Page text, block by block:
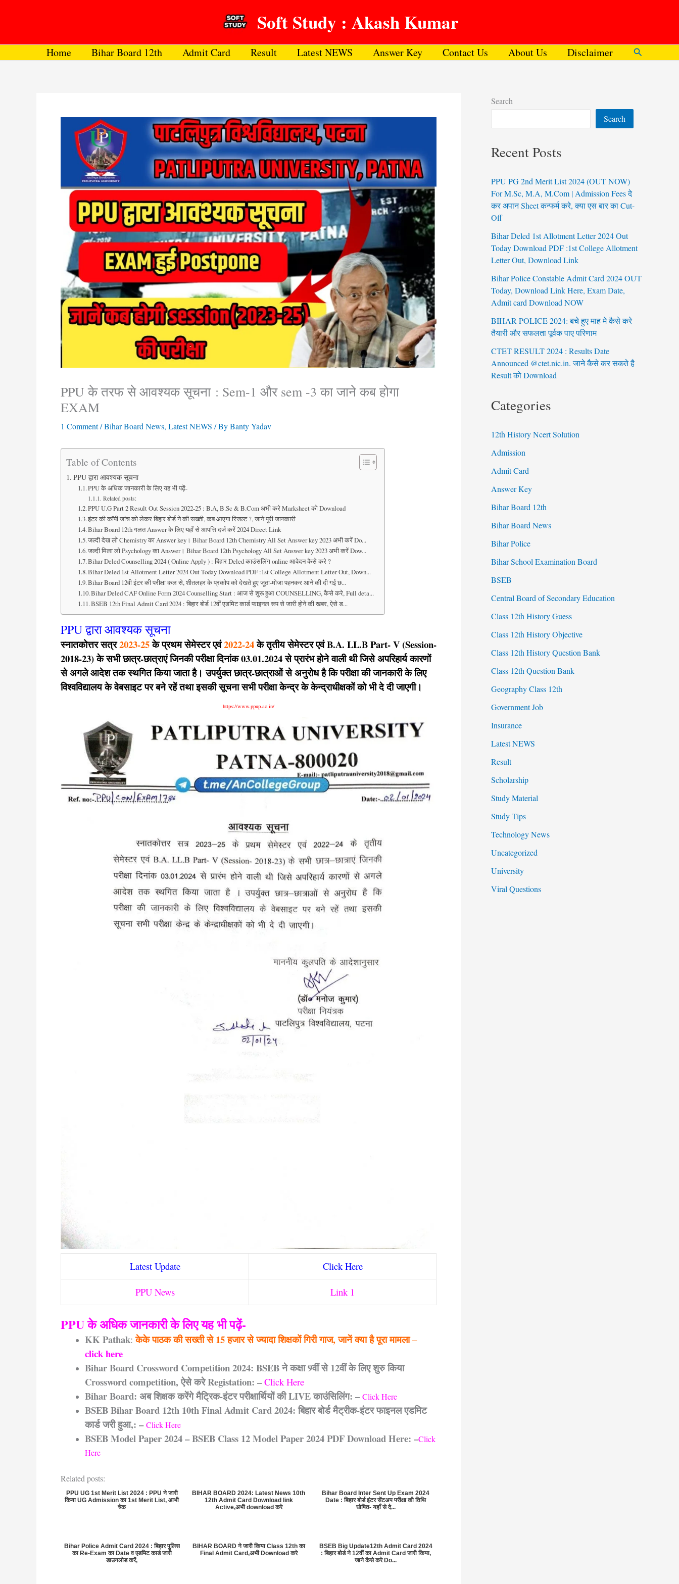
Soft Study : Akash Kumar
Home Bihar Board 12th Admit Card Result Latest NEWS Answer Key Contact Us About Us Disclaimer Search
PPU के तरफ से आवश्यक सूचना : Sem-1 और sem -3 का जाने कब होगा
EXAM
1 Comment/Bihar Board News, Latest NEWS / ByBanty Yadav
Table of Contents
PPU द्वारा आवश्यक सूचना
PPU के अधिक जानकारी के लिए यह भी पढ़ें-
Related posts:
PPU U.G Part 2 Result Out Session 2022-25 : B.A, B.Sc & B.Com अभी करे Marksheet को Download
इंटर की कॉपी जांच को लेकर बिहार बोर्ड ने की सख्ती, कब आएगा रिजल्ट ?, जाने पूरी जानकारी
Bihar Board 12th गलत Answer के लिए यहाँ से आपत्ति दर्ज करें 2024 Direct Link
जल्दी देख लो Chemistry का Answer key। Bihar Board 12th Chemistry All Set Answer key 2023 अभी करें Do...
जल्दी मिला लो Psychology का Answer। Bihar Board 12th Psychology All Set Answer key 2023 अभी करें Dow...
Bihar Deled Counselling 2024 ( Online Apply ) : बिहार Deled काउंसलिंग online आवेदन कैसे करे ?
Bihar Deled 1st Allotment Letter 2024 Out Today Download PDF :1st College Allotment Letter Out, Down...
Bihar Board 12वी इंटर की परीक्षा कल से, शीतलहर के प्रकोप को देखते हुए जूता-मोजा पहनकर आने की दी गई छ...
Bihar Deled CAF Online Form 2024 Counselling Start : आज से शुरू हुआ COUNSELLING, कैसे करे, Full deta...
BSEB 12th Final Admit Card 2024 : बिहार बोर्ड 12वीं एडमिट कार्ड फाइनल रूप से जारी होने की खबर, ऐसे ड...
PPU द्वाराआवश्यक सूचना
स्नातकोत्तर सत्र2023-25के प्रथम सेमेस्टर एवं2022-24के तृतीय सेमेस्टर एवं B.A. LL.B Part- V (Session-
2018-23) के सभी छात्र-छात्राएं जिनकी परीक्षा दिनांक 03.01.2024 से प्रारंभ होने वाली थी जिसे अपरिहार्य कारणों
से अगले आदेश तक स्थगित किया जाता है। उपर्युक्त छात्र-छात्राओं से अनुरोध है कि परीक्षा की जानकारी के लिए
विश्वविद्यालय के वेबसाइट पर बने रहें तथा इसकी सूचना सभी परीक्षा केन्द्र के केन्द्राधीक्षकों को भी दे दी जाएगी।
https://www.ppup.ac.in/
Latest Update Click Here
PPU News Link 1
PPU के अधिक जानकारी के लिए यह भी पढ़ें-
KK Pathak: केके पाठक की सख्ती से 15 हजार से ज्यादा शिक्षकों गिरी गाज, जानें क्या है पूरा मामला–
click here
Bihar Board Crossword Competition 2024: BSEB ने कक्षा 9वीं से 12वीं के लिए शुरु किया
Crossword competition, ऐसे करे Registation: – Click Here
Bihar Board: अब शिक्षक करेंगे मैट्रिक-इंटर परीक्षार्थियों की LIVE काउंसिलिंग: – Click Here
BSEB Bihar Board 12th 10th Final Admit Card 2024: बिहार बोर्ड मैट्रीक-इंटर फाइनल एडमिट
कार्ड जरी हुआ,: – Click Here
BSEB Model Paper 2024 – BSEB Class 12 Model Paper 2024 PDF Download Here: –Click
Here
Related posts:
PPU UG 1st Merit List 2024 : PPU ने जारी
किया UG Admission का 1st Merit List, आभी
चेक
BIHAR BOARD 2024: Latest News 10th
12th Admit Card Download link
Active,अभी download करे
Bihar Board Inter Sent Up Exam 2024
Date : बिहार बोर्ड इंटर सेंटअप परीक्षा की तिथि
घोषित- यहाँ से दे...
Bihar Police Admit Card 2024 : बिहार पुलिस
का Re-Exam का Date व एडमिट कार्ड जारी
डाउनलोड करें,
BIHAR BOARD ने जारी किया Class 12th का
Final Admit Card,अभी Download करे
BSEB Big Update12th Admit Card 2024
: बिहार बोर्ड ने 12वीं का Admit Card जारी किया,
जाने कैसे करे Do...
Search
Search
Recent Posts
PPU PG 2nd Merit List 2024 (OUT NOW)
For M.Sc, M.A, M.Com | Admission Fees दे
कर अपान Sheet कन्फर्म करे, क्या एस बार का Cut-
Off
Bihar Deled 1st Allotment Letter 2024 Out
Today Download PDF :1st College Allotment
Letter Out, Download Link
Bihar Police Constable Admit Card 2024 OUT
Today, Download Link Here, Exam Date,
Admit card Download NOW
BIHAR POLICE 2024: बचे हुए माह मे कैसे करे
तैयारी और सफलता पूर्वक पाए परिणाम
CTET RESULT 2024 : Results Date
Announced @ctet.nic.in. जाने कैसे कर सकते है
Result को Download
Categories
12th History Ncert Solution
Admission
Admit Card
Answer Key
Bihar Board 12th
Bihar Board News
Bihar Police
Bihar School Examination Board
BSEB
Central Board of Secondary Education
Class 12th History Guess
Class 12th History Objective
Class 12th History Question Bank
Class 12th Question Bank
Geography Class 12th
Government Job
Insurance
Latest NEWS
Result
Scholarship
Study Material
Study Tips
Technology News
Uncategorized
University
Viral Questions